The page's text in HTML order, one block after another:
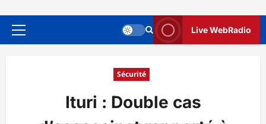
Menu
Live WebRadio
Sécurité
Ituri : Double cas